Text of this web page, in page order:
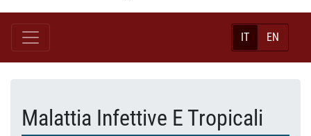
IT EN
Malattia Infettive E Tropicali